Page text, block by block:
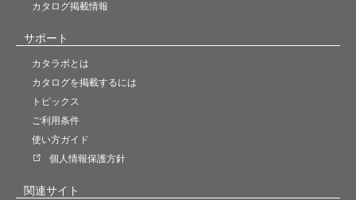
カタログ掲載情報
サポート
カタラボとは
カタログを掲載するには
トピックス
ご利用条件
使い方ガイド
個人情報保護方針
関連サイト